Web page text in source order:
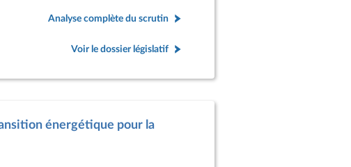
Analyse complète du scrutin
Voir le dossier législatif
énergétique pour la